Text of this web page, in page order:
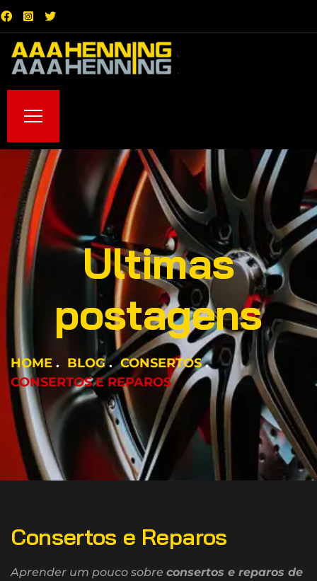
Ultimas
postagens
HOME BLOG
CONSERTOS
CONSERTOS E REPAROS
Consertos e Reparos
Aprender um pouco sobre consertos e reparos de